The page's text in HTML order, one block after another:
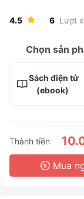
4.5 6 Lượt
Chọn sản
Sách điện tử
(ebook)
Thành tiền
Mua